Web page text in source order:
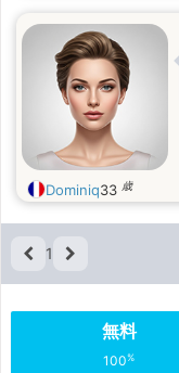
Dominiq33 歳
1
無料
100%